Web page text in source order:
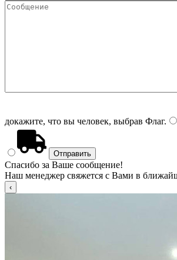
докажите, что вы человек, выбрав Флаг.
Спасибо за Ваше сообщение!
Наш менеджер свяжется с Вами в